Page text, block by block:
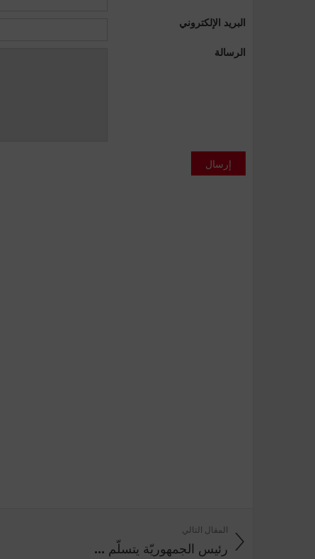
البريد الإلكتروني
الرسالة
إرسال
المقال التالي
رئيس الجمهوريّة يتسلّم ...